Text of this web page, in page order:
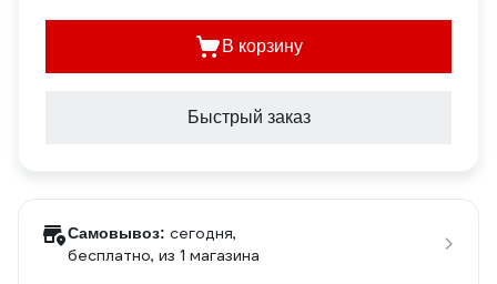
В корзину
Быстрый заказ
Самовывоз: сегодня,
бесплатно, из 1 магазина